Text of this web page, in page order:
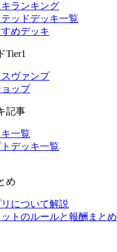
ランキング
ッドデッキ一覧
めデッキ
Tier1
ヴァンプ
ップ
記事
一覧
デッキ一覧
め
について解説
トのルールと報酬まとめ